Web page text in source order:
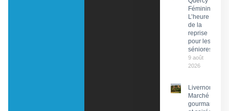
Féminin :
L’heure
de la
reprise
pour les
séniores
9 août
2026
Livernon :
Marché
gourmand